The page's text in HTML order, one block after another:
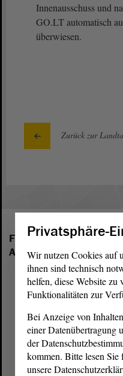
Innenausschuss und
GO.LT automatisch
überwiesen.
Zurück zur
Folgende Fraktionen
Anhalt vertreten:
Privatsphäre-
Wir nutzen Cookies auf
ihnen sind technisch
helfen, diese Website zu
Funktionalitäten zur
Bei Anzeige von
einer Datenübertragung
der
kommen. Bitte lesen
unsere